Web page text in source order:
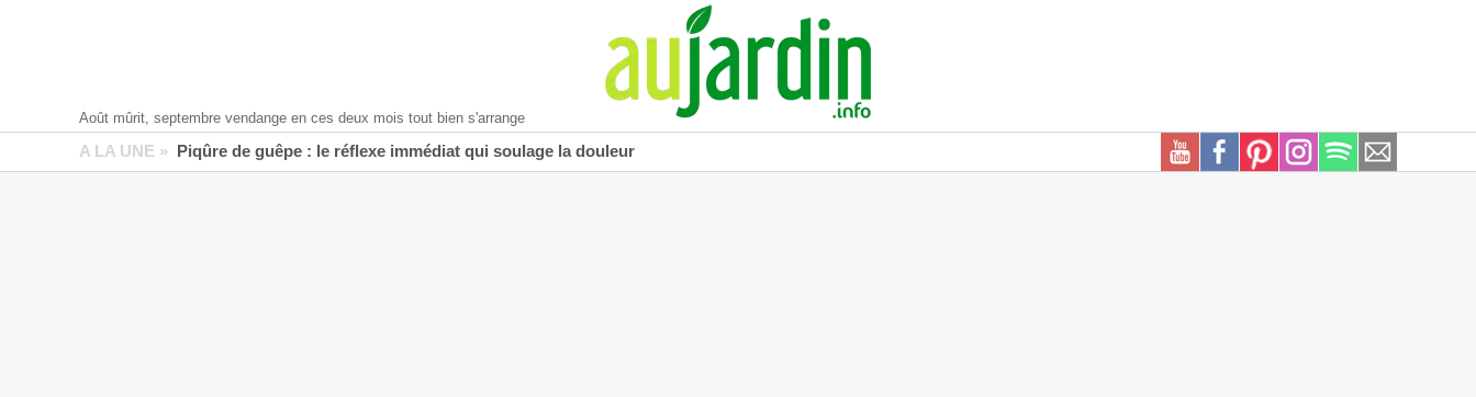
Août mûrit, septembre vendange en ces deux mois tout bien s'arrange
A LA UNE » Piqûre de guêpe : le réflexe immédiat qui soulage la douleur